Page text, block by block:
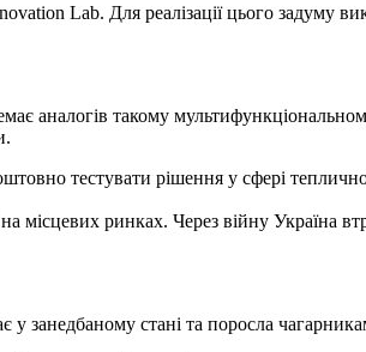
Lab. Для реалізації цього задуму
аналогів такому
тестувати рішення у сфері
ринках. Через війну Україна
у занедбаному стані та поросла